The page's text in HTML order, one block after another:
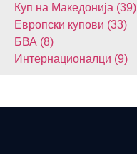
Куп на Македонија (39)
Европски купови (33)
БВА (8)
Интернационалци (9)